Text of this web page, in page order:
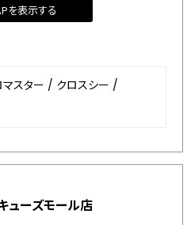
を表示する
スター / クロスシー /
ーズモール店